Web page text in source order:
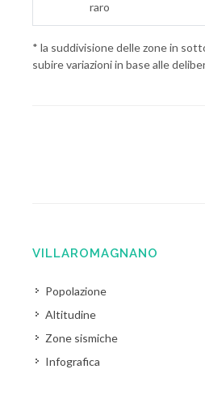
raro
* la suddivisione delle zone in
subire variazioni in base alle
VILLAROMAGNANO
Popolazione
Altitudine
Zone sismiche
Infografica